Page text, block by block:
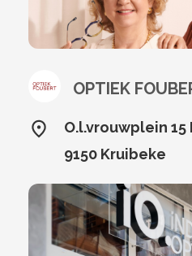
OPTIEK
O.l.vrouwplein 15
9150 Kruibeke